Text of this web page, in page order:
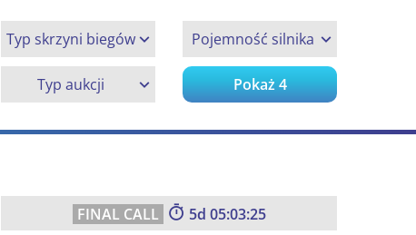
Typ skrzyni biegów Pojemność silnika
Typ aukcji Pokaż4
5
05:03:24